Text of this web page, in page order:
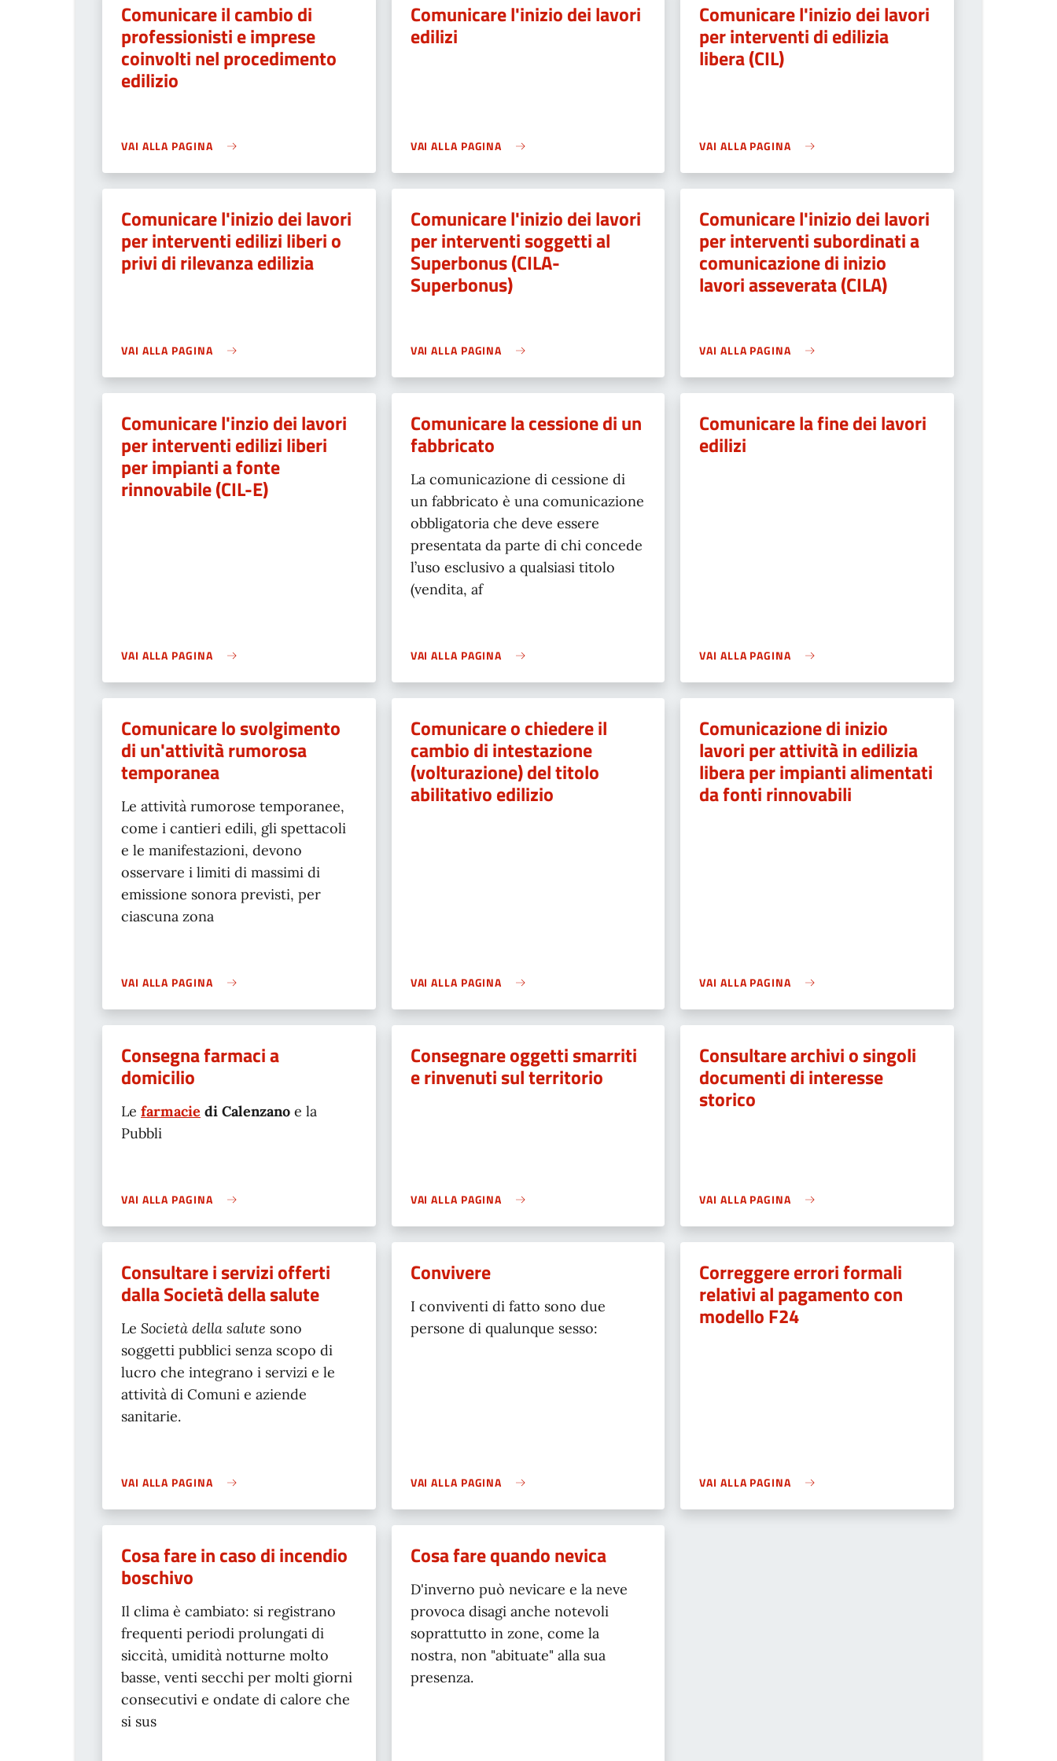
Comunicare il cambio di
professionisti e imprese
coinvolti nel procedimento
edilizio
VAI ALLA PAGINA
Comunicare l'inizio dei lavori
edilizi
VAI ALLA PAGINA
Comunicare l'inizio dei lavori
per interventi di edilizia
libera (CIL)
VAI ALLA PAGINA
Comunicare l'inizio dei lavori
per interventi edilizi liberi o
privi di rilevanza edilizia
VAI ALLA PAGINA
Comunicare l'inizio dei lavori
per interventi soggetti al
Superbonus (CILA-
Superbonus)
VAI ALLA PAGINA
Comunicare l'inizio dei lavori
per interventi subordinati a
comunicazione di inizio
lavori asseverata (CILA)
VAI ALLA PAGINA
Comunicare l'inzio dei lavori
per interventi edilizi liberi
per impianti a fonte
rinnovabile (CIL-E)
VAI ALLA PAGINA
Comunicare la cessione di un
fabbricato
La comunicazione di cessione di
un fabbricato è una comunicazione
obbligatoria che deve essere
presentata da parte di chi concede
l’uso esclusivo a qualsiasi titolo
(vendita, af
VAI ALLA PAGINA
Comunicare la fine dei lavori
edilizi
VAI ALLA PAGINA
Comunicare lo svolgimento
di un'attività rumorosa
temporanea
Le attività rumorose temporanee,
come i cantieri edili, gli spettacoli
e le manifestazioni, devono
osservare i limiti di massimi di
emissione sonora previsti, per
ciascuna zona
VAI ALLA PAGINA
Comunicare o chiedere il
cambio di intestazione
(volturazione) del titolo
abilitativo edilizio
VAI ALLA PAGINA
Comunicazione di inizio
lavori per attività in edilizia
libera per impianti alimentati
da fonti rinnovabili
VAI ALLA PAGINA
Consegna farmaci a
domicilio
Le farmacie di Calenzano e la
Pubbli
VAI ALLA PAGINA
Consegnare oggetti smarriti
e rinvenuti sul territorio
VAI ALLA PAGINA
Consultare archivi o singoli
documenti di interesse
storico
VAI ALLA PAGINA
Consultare i servizi offerti
dalla Società della salute
Le Società della salute sono
soggetti pubblici senza scopo di
lucro che integrano i servizi e le
attività di Comuni e aziende
sanitarie.
VAI ALLA PAGINA
Convivere
I conviventi di fatto sono due
persone di qualunque sesso:
VAI ALLA PAGINA
Correggere errori formali
relativi al pagamento con
modello F24
VAI ALLA PAGINA
Cosa fare in caso di incendio
boschivo
Il clima è cambiato: si registrano
frequenti periodi prolungati di
siccità, umidità notturne molto
basse, venti secchi per molti giorni
consecutivi e ondate di calore che
si sus
Cosa fare quando nevica
D'inverno può nevicare e la neve
provoca disagi anche notevoli
soprattutto in zone, come la
nostra, non "abituate" alla sua
presenza.